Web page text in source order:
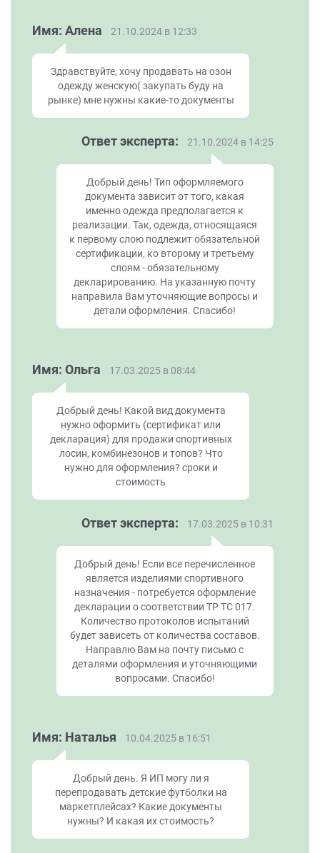
Имя: Алена 21.10.2024 в 12:33
Здравствуйте, хочу продавать на озон
одежду женскую( закупать буду на
рынке) мне нужны какие-то документы
Ответ эксперта: 21.10.2024 в 14:25
Добрый день! Тип оформляемого
документа зависит от того, какая
именно одежда предполагается к
реализации. Так, одежда, относящаяся
к первому слою подлежит обязательной
сертификации, ко второму и третьему
слоям - обязательному
декларированию. На указанную почту
направила Вам уточняющие вопросы и
детали оформления. Спасибо!
Имя: Ольга 17.03.2025 в 08:44
Добрый день! Какой вид документа
нужно оформить (сертификат или
декларация) для продажи спортивных
лосин, комбинезонов и топов? Что
нужно для оформления? сроки и
стоимость
Ответ эксперта: 17.03.2025 в 10:31
Добрый день! Если все перечисленное
является изделиями спортивного
назначения - потребуется оформление
декларации о соответствии ТР ТС 017.
Количество протоколов испытаний
будет зависеть от количества составов.
Направлю Вам на почту письмо с
деталями оформления и уточняющими
вопросами. Спасибо!
Имя: Наталья 10.04.2025 в 16:51
Добрый день. Я ИП могу ли я
перепродавать детские футболки на
маркетплейсах? Какие документы
нужны? И какая их стоимость?